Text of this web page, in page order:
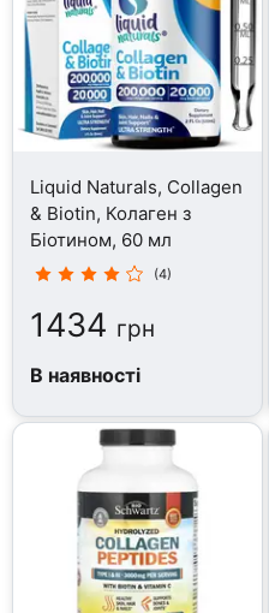
Liquid Naturals, Collagen
& Biotin, Колаген з
Біотином, 60 мл
(4)
1434 грн
В наявності